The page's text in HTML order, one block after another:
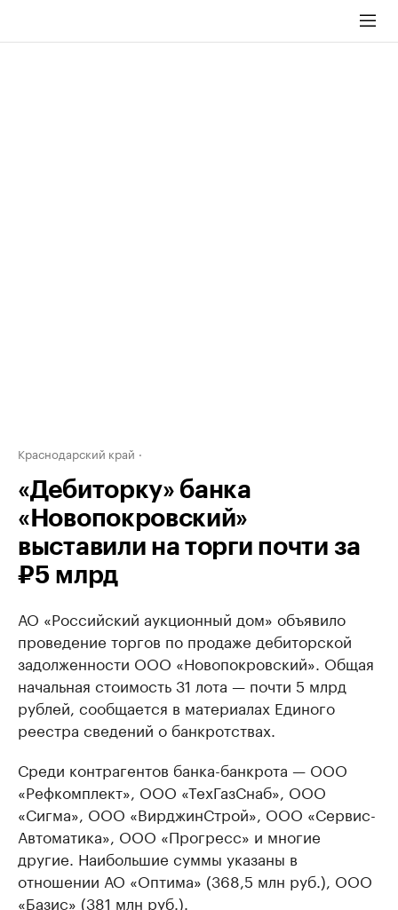
Краснодарский край
«Дебиторку» банка
«Новопокровский»
выставили на торги почти за
₽5 млрд
АО «Российский аукционный дом» объявило
проведение торгов по продаже дебиторской
задолженности ООО «Новопокровский». Общая
начальная стоимость 31 лота — почти 5 млрд
рублей, сообщается в материалах Единого
реестра сведений о банкротствах.
Среди контрагентов банка-банкрота — ООО
«Рефкомплект», ООО «ТехГазСнаб», ООО
«Сигма», ООО «ВирджинСтрой», ООО «Сервис-
Автоматика», ООО «Прогресс» и многие
другие. Наибольшие суммы указаны в
отношении АО «Оптима» (368,5 млн руб.), ООО
«Базис» (381 млн руб.).